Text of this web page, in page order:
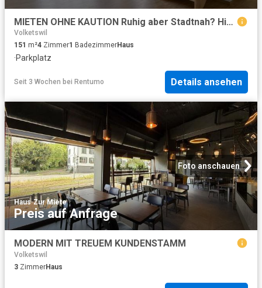
MIETEN OHNE KAUTION Ruhig aber Stadtnah? Hier finden Sie beides!
Volketswil
151 m²4 Zimmer1 BadezimmerHaus
·Parkplatz
Seit 3 Wochen bei Rentumo Details ansehen
Foto anschauen
Haus·Zur Miete
Preis auf Anfrage
MODERN MIT TREUEM KUNDENSTAMM
Volketswil
3 ZimmerHaus